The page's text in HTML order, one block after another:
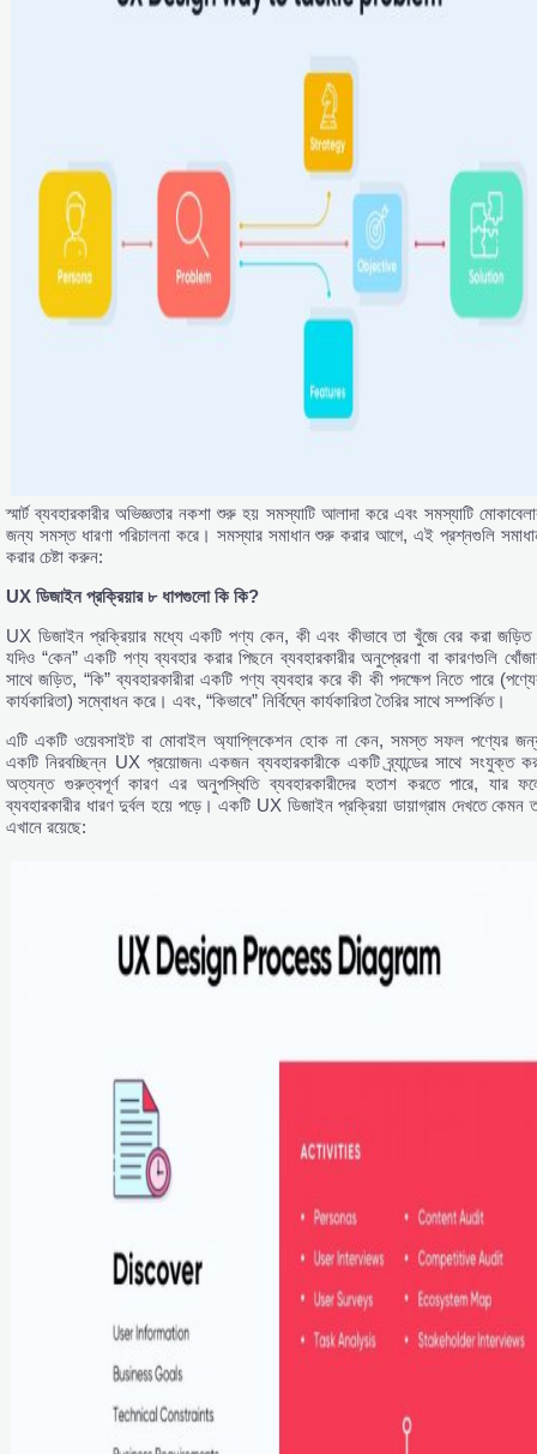
স্মার্ট ব্যবহারকারীর অভিজ্ঞতার নকশা শুরু হয় সমস্যাটি আলাদা করে এবং সমস্যাটি
জন্য সমস্ত ধারণা পরিচালনা করে। সমস্যার সমাধান শুরু করার আগে, এই প্রশ্নগুলি
করার চেষ্টা করুন:
UX ডিজাইন প্রক্রিয়ার ৮ ধাপগুলো কি কি?
UX ডিজাইন প্রক্রিয়ার মধ্যে একটি পণ্য কেন, কী এবং কীভাবে তা খুঁজে বের করা
যদিও “কেন” একটি পণ্য ব্যবহার করার পিছনে ব্যবহারকারীর অনুপ্রেরণা বা কারণগুলি
সাথে জড়িত, “কি” ব্যবহারকারীরা একটি পণ্য ব্যবহার করে কী কী পদক্ষেপ নিতে পারে
কার্যকারিতা) সম্বোধন করে। এবং, “কিভাবে” নির্বিঘ্নে কার্যকারিতা তৈরির সাথে সম্পর্কিত।
এটি একটি ওয়েবসাইট বা মোবাইল অ্যাপ্লিকেশন হোক না কেন, সমস্ত সফল পণ্যের
একটি নিরবচ্ছিন্ন UX প্রয়োজন৷ একজন ব্যবহারকারীকে একটি ব্র্যান্ডের সাথে সংযুক্ত
অত্যন্ত গুরুত্বপূর্ণ কারণ এর অনুপস্থিতি ব্যবহারকারীদের হতাশ করতে পারে, যার
ব্যবহারকারীর ধারণ দুর্বল হয়ে পড়ে। একটি UX ডিজাইন প্রক্রিয়া ডায়াগ্রাম দেখতে কেমন
এখানে রয়েছে: